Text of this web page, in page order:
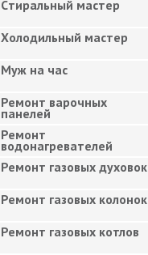
Cтиральный мастер
Холодильный мастер
Муж на час
Ремонт варочных
панелей
Ремонт
водонагревателей
Ремонт газовых духовок
Ремонт газовых колонок
Ремонт газовых котлов